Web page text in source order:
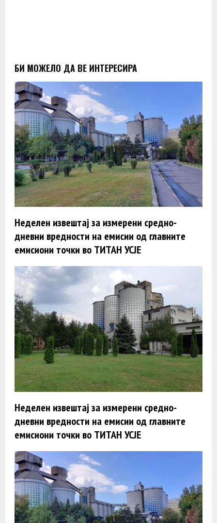
БИ МОЖЕЛО ДА ВЕ ИНТЕРЕСИРА
Неделен извештај за измерени средно-
дневни вредности на емисии од главните
емисиони точки во ТИТАН УСЈЕ
Неделен извештај за измерени средно-
дневни вредности на емисии од главните
емисиони точки во ТИТАН УСЈЕ